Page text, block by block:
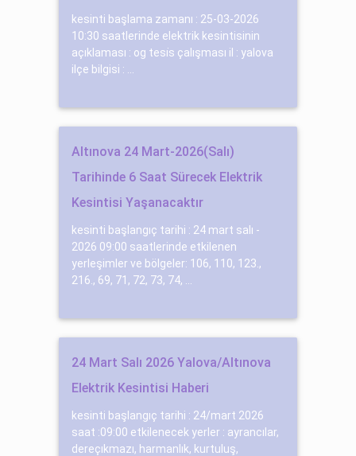
kesinti başlama zamanı : 25-03-2026
10:30 saatlerinde elektrik kesintisinin
açıklaması : og tesi̇s çalışması il : yalova
ilçe bilgisi : ...
Altınova 24 Mart-2026(Salı)
Tarihinde 6 Saat Sürecek Elektrik
Kesintisi Yaşanacaktır
kesinti başlangıç tarihi : 24 mart salı -
2026 09:00 saatlerinde etkilenen
yerleşimler ve bölgeler: 106, 110, 123.,
216., 69, 71, 72, 73, 74, ...
24 Mart Salı 2026 Yalova/Altınova
Elektrik Kesintisi Haberi
kesinti başlangıç tarihi : 24/mart 2026
saat :09:00 etkilenecek yerler : ayrancılar,
dereçıkmazı, harmanlık, kurtuluş,